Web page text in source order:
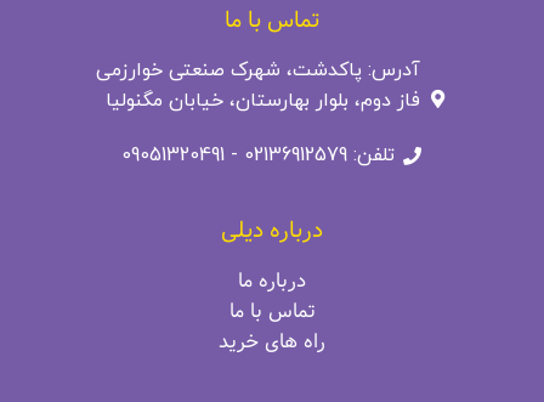
تماس با ما
آدرس: پاکدشت، شهرک صنعتی خوارزمی
فاز دوم، بلوار بهارستان، خیابان مگنولیا
تلفن: 02136912579 - 09051320491
درباره دیلی
درباره ما
تماس با ما
راه‌ های خرید